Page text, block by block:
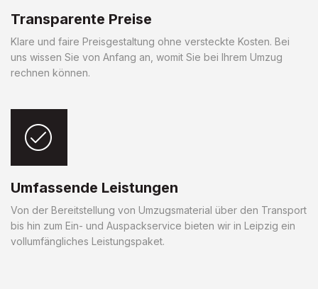
Transparente Preise
Klare und faire Preisgestaltung ohne versteckte Kosten. Bei
uns wissen Sie von Anfang an, womit Sie bei Ihrem Umzug
rechnen können.
Umfassende Leistungen
Von der Bereitstellung von Umzugsmaterial über den Transport
bis hin zum Ein- und Auspackservice bieten wir in Leipzig ein
vollumfängliches Leistungspaket.